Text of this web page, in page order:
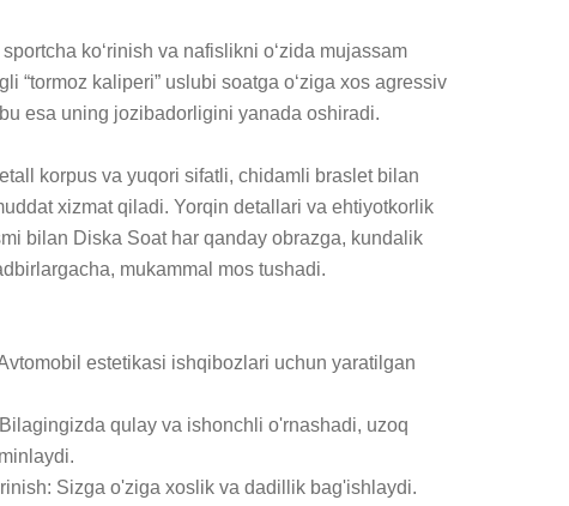
ko‘rinish va nafislikni o‘zida mujassam
“tormoz kaliperi” uslubi soatga o‘ziga xos agressiv
esa uning jozibadorligini yanada oshiradi.
korpus va yuqori sifatli, chidamli braslet bilan
xizmat qiladi. Yorqin detallari va ehtiyotkorlik
bilan Diska Soat har qanday obrazga, kundalik
mukammal mos tushadi.
estetikasi ishqibozlari uchun yaratilgan
qulay va ishonchli o'rnashadi, uzoq
Sizga o'ziga xoslik va dadillik bag'ishlaydi.